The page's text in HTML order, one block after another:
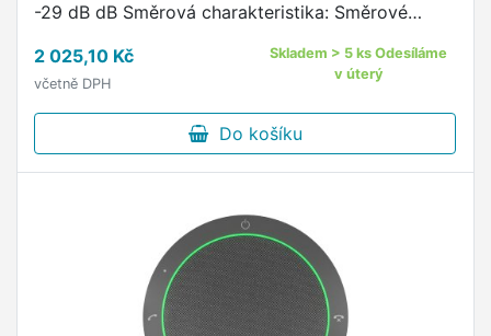
-29 dB dB Směrová charakteristika: Směrové
Mechanický Délka kabelu: …
2 025,10 Kč
včetně DPH
Skladem > 5 ks Odesíláme
v úterý
Do košíku